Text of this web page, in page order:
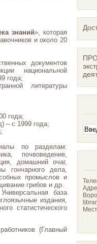
знаний», которая
и около 20
документов
национальной
года;
литературы
года;
– с 1999 года;
по разделам:
почвоведение,
домашний очаг,
гончарного дела,
промыслов и
грибов и др.
Универсальная база
издания,
статистического
(Главный